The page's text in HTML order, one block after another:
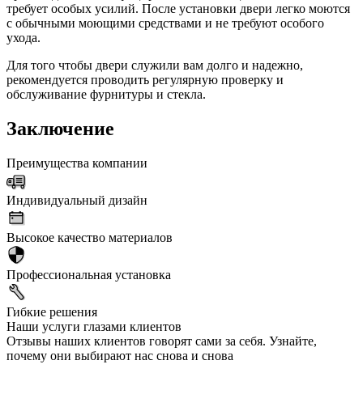
требует особых усилий. После установки двери легко моются
с обычными моющими средствами и не требуют особого
ухода.
Для того чтобы двери служили вам долго и надежно,
рекомендуется проводить регулярную проверку и
обслуживание фурнитуры и стекла.
Заключение
Преимущества компании
Индивидуальный дизайн
Высокое качество материалов
Профессиональная установка
Гибкие решения
Наши услуги глазами клиентов
Отзывы наших клиентов говорят сами за себя. Узнайте,
почему они выбирают нас снова и снова